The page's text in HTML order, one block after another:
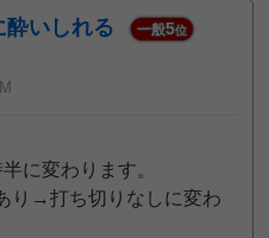
酔いしれる 一般5位
に変わります。
り→打ち切りなしに変わ